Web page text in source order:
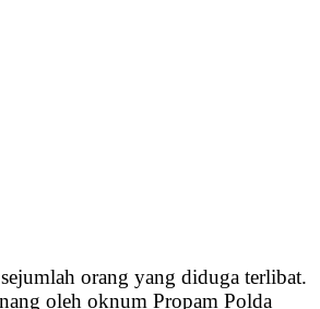
orang yang diduga terlibat.
oleh oknum Propam Polda